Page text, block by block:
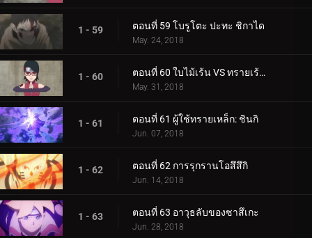
1 - 59 ตอนที่ 59 โบรูโตะ ปะทะ ชิกาได
May. 24, 2018
1 - 60 ตอนที่ 60 ใบไม้เร้น VS ทรายเร้นลับ
May. 31, 2018
1 - 61 ตอนที่ 61 ผู้ใช้ทรายเหล็ก: ชินกิ
Jun. 07, 2018
1 - 62 ตอนที่ 62 การรุกรานโอสึสึกิ
Jun. 14, 2018
1 - 63 ตอนที่ 63 อาวุธลับของซาสึเกะ
Jun. 28, 2018